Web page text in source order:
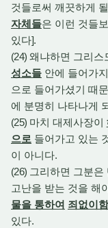
것들로써 깨끗하게
자체들은 이런 것들
있다].
(24) 왜냐하면 그리스
성소들 안에 들어가
으로 들어가셨기 때
에 분명히 나타나게
(25) 마치 대제사장이
으로 들어가고 있는
이 아니다.
(26) 그리하면 그분
고난을 받는 것을 해
물을 통하여 죄없이
있다.